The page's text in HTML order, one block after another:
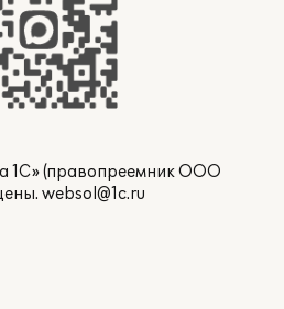
1С» (правопреемник ООО
websol@1c.ru